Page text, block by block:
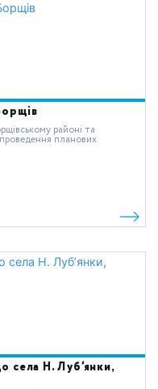
районі та
планових
села Н. Луб’янки,